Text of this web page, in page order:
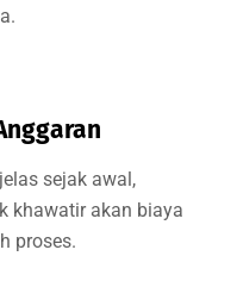
sejak awal,
khawatir akan biaya
proses.